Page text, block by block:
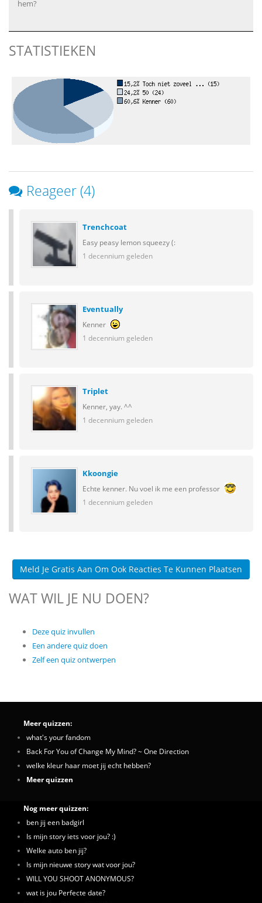
hem?
STATISTIEKEN
Reageer (4)
Trenchcoat
Easy peasy lemon squeezy (:
1 decennium geleden
Eventually
Kenner
1 decennium geleden
Triplet
Kenner, yay. ^^
1 decennium geleden
Kkoongie
Echte kenner. Nu voel ik me een professor
1 decennium geleden
Meld Je Gratis Aan Om Ook Reacties Te Kunnen Plaatsen
WAT WIL JE NU DOEN?
Deze quiz invullen
Een andere quiz doen
Zelf een quiz ontwerpen
Meer quizzen:
what's your fandom
Back For You of Change My Mind? ~ One Direction
welke kleur haar moet jij echt hebben?
Meer quizzen
Nog meer quizzen:
ben jij een badgirl
Is mijn story iets voor jou? :)
Welke auto ben jij?
Is mijn nieuwe story wat voor jou?
WILL YOU SHOOT ANONYMOUS?
wat is jou Perfecte date?